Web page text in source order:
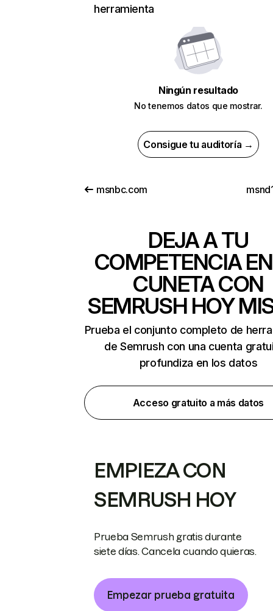
herramienta
Ningún resultado
No tenemos datos que mostrar.
Consigue tu auditoría →
msnbc.com
DEJA A TU
COMPETENCIA
CUNETA CON
SEMRUSH HOY
Prueba el conjunto completo de
de Semrush con una cuenta
profundiza en los datos
Acceso gratuito a más datos
EMPIEZA CON
SEMRUSH HOY
Prueba Semrush gratis durante
siete días. Cancela cuando quieras.
Empezar prueba gratuita